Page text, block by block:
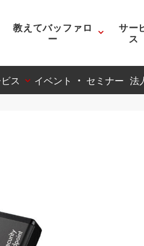
教えてバッファロ
ー
サー
ス
ス イベント ・ セミナー 法